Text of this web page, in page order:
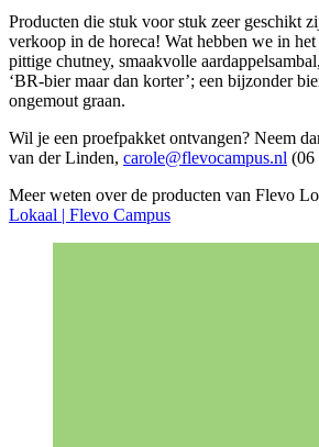
Producten die stuk voor stuk zeer geschikt
verkoop in de horeca! Wat hebben we in het
pittige chutney, smaakvolle
‘BR-bier maar dan korter’; een bijzonder
ongemout graan.
Wil je een proefpakket ontvangen? Neem
van der Linden, carole@flevocampus.nl (06
Meer weten over de producten van Flevo
Lokaal | Flevo Campus